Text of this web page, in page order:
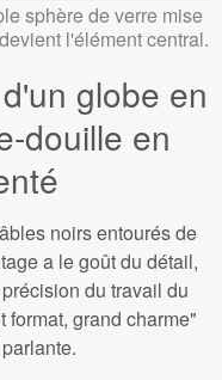
sphère de verre mise
l'élément central.
globe en
douille en
noirs entourés de
a le goût du détail,
du travail du
grand charme"